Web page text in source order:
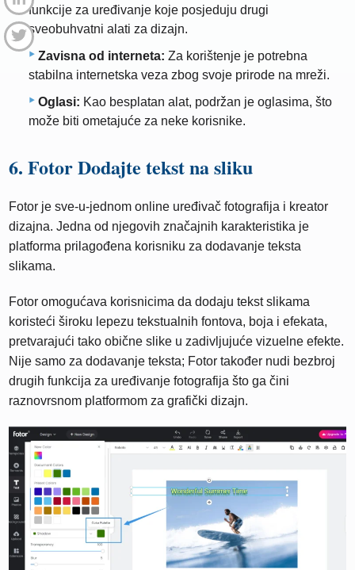
funkcije za uređivanje koje posjeduju drugi
sveobuhvatni alati za dizajn.
Zavisna od interneta: Za korištenje je potrebna
stabilna internetska veza zbog svoje prirode na mreži.
Oglasi: Kao besplatan alat, podržan je oglasima, što
može biti ometajuće za neke korisnike.
6. Fotor Dodajte tekst na sliku
Fotor je sve-u-jednom online uređivač fotografija i kreator
dizajna. Jedna od njegovih značajnih karakteristika je
platforma prilagođena korisniku za dodavanje teksta
slikama.
Fotor omogućava korisnicima da dodaju tekst slikama
koristeći široku lepezu tekstualnih fontova, boja i efekata,
pretvarajući tako obične slike u zadivljujuće vizuelne efekte.
Nije samo za dodavanje teksta; Fotor također nudi bezbroj
drugih funkcija za uređivanje fotografija što ga čini
raznovrsnom platformom za grafički dizajn.